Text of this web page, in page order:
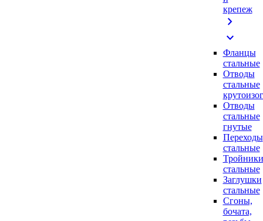
крепеж
chevron_right
expand_more
Фланцы
стальные
Отводы
стальные
Отводы
стальные
гнутые
Переходы
стальные
Тройники
стальные
Заглушки
стальные
Сгоны,
бочата,